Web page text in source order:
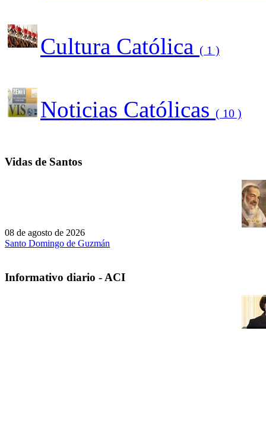
Cultura Católica ( 1 )
Noticias Católicas ( 10 )
Vidas de Santos
08 de agosto de 2026
Santo Domingo de Guzmán
Informativo diario - ACI